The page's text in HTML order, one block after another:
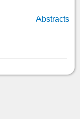
Abstracts